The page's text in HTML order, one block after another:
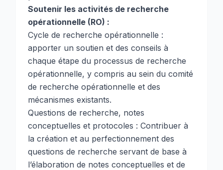
Soutenir les activités de recherche
opérationnelle (RO) :
Cycle de recherche opérationnelle :
apporter un soutien et des conseils à
chaque étape du processus de recherche
opérationnelle, y compris au sein du comité
de recherche opérationnelle et des
mécanismes existants.
Questions de recherche, notes
conceptuelles et protocoles : Contribuer à
la création et au perfectionnement des
questions de recherche servant de base à
l’élaboration de notes conceptuelles et de